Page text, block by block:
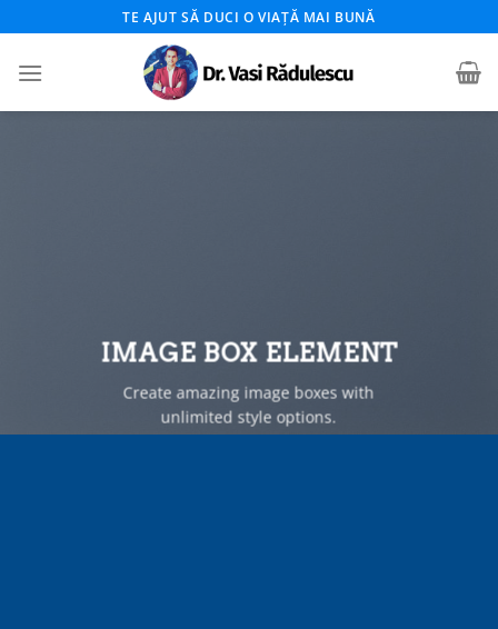
to
content
TE AJUT SĂ DUCI O VIAȚĂ MAI BUNĂ
IMAGE BOX ELEMENT
Create amazing image boxes with
unlimited style options.